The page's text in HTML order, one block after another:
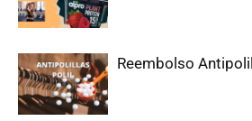
Reembolso